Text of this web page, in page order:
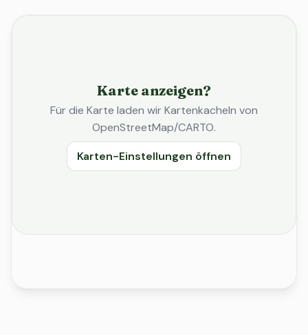
Karte anzeigen?
Für die Karte laden wir Kartenkacheln von
OpenStreetMap/CARTO.
Karten-Einstellungen öffnen